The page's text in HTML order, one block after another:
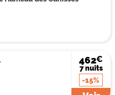
462€
7 nuits
-15%